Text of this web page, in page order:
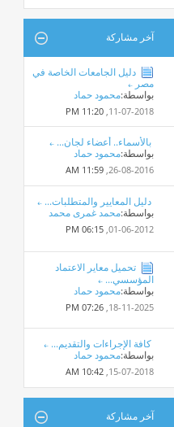
آخر مشاركة
دليل الجامعات الخاصة في
مصر
بواسطة:محمود حماد
11-07-2018,
11:20 PM
بالأسماء.. أعضاء لجان...
بواسطة:محمود حماد
26-08-2016,
11:59 AM
دليل المعايير والمتطلبات...
بواسطة:محمد غمرى محمد
01-06-2012,
06:15 PM
تحميل معاير الاعتماد
المؤسسي...
بواسطة:محمود حماد
18-11-2025,
07:26 PM
كافة الإجراءات والتقديم...
بواسطة:محمود حماد
15-07-2018,
10:42 AM
آخر مشاركة